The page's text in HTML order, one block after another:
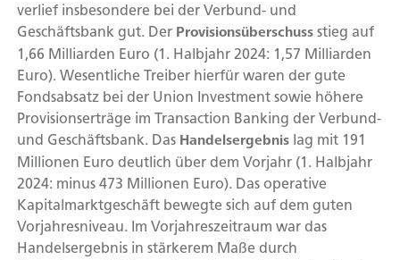
verlief insbesondere bei der Verbund- und
Geschäftsbank gut. Der Provisionsüberschuss stieg auf
1,66 Milliarden Euro (1. Halbjahr 2024: 1,57 Milliarden
Euro). Wesentliche Treiber hierfür waren der gute
Fondsabsatz bei der Union Investment sowie höhere
Provisionserträge im Transaction Banking der Verbund-
und Geschäftsbank. Das Handelsergebnis lag mit 191
Millionen Euro deutlich über dem Vorjahr (1. Halbjahr
2024: minus 473 Millionen Euro). Das operative
Kapitalmarktgeschäft bewegte sich auf dem guten
Vorjahresniveau. Im Vorjahreszeitraum war das
Handelsergebnis in stärkerem Maße durch